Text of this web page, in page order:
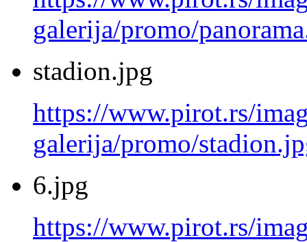
galerija/promo/
stadion.jpg
https://www.pirot.rs/
galerija/promo/
6.jpg
https://www.pirot.rs/